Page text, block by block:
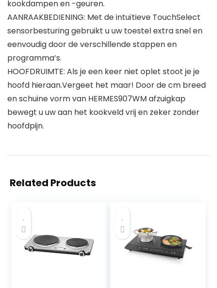
kookdampen en -geuren.
AANRAAKBEDIENING: Met de intuïtieve TouchSelect
sensorbesturing gebruikt u uw toestel extra snel en
eenvoudig door de verschillende stappen en
programma’s.
HOOFDRUIMTE: Als je een keer niet oplet stoot je je
hoofd hieraan.Vergeet het maar! Door de cm breed
en schuine vorm van HERMES907WM afzuigkap
bewegt u uw aan het kookveld vrij en zeker zonder
hoofdpijn.
Related Products